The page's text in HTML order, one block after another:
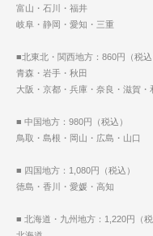
富山・石川・福井
岐阜・静岡・愛知・三重
■北東北・関西地方：860円（税込
青森・岩手・秋田
大阪・京都・兵庫・奈良・滋賀・
■ 中国地方：980円（税込）
鳥取・島根・岡山・広島・山口
■ 四国地方：1,080円（税込）
徳島・香川・愛媛・高知
■ 北海道・九州地方：1,220円（税